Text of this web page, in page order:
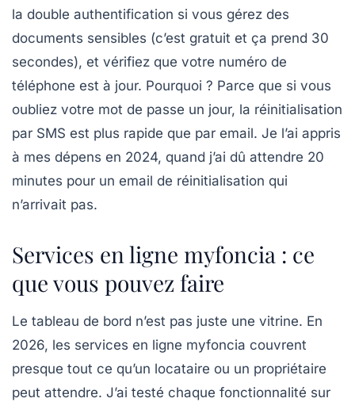
la double authentification si vous gérez des
documents sensibles (c’est gratuit et ça prend 30
secondes), et vérifiez que votre numéro de
téléphone est à jour. Pourquoi ? Parce que si vous
oubliez votre mot de passe un jour, la réinitialisation
par SMS est plus rapide que par email. Je l’ai appris
à mes dépens en 2024, quand j’ai dû attendre 20
minutes pour un email de réinitialisation qui
n’arrivait pas.
Services en ligne myfoncia : ce
que vous pouvez faire
Le tableau de bord n’est pas juste une vitrine. En
2026, les services en ligne myfoncia couvrent
presque tout ce qu’un locataire ou un propriétaire
peut attendre. J’ai testé chaque fonctionnalité sur